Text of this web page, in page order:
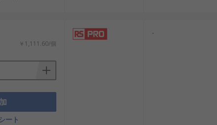
￥1,111.60/個
ート
-